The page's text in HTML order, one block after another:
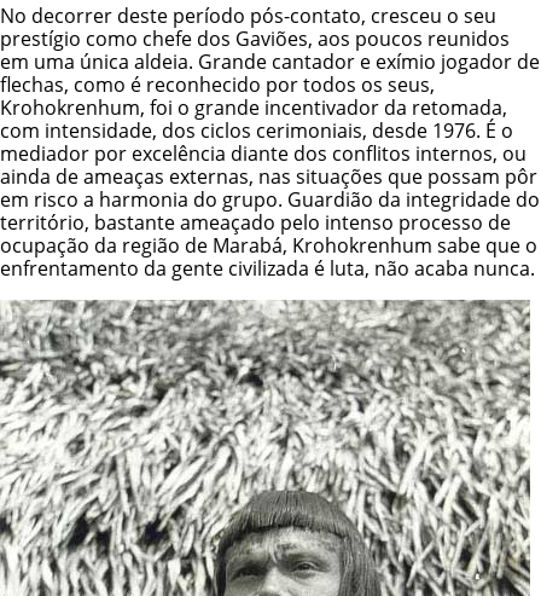
No decorrer deste período pós-contato, cresceu o seu
prestígio como chefe dos Gaviões, aos poucos reunidos
em uma única aldeia. Grande cantador e exímio jogador de
flechas, como é reconhecido por todos os seus,
Krohokrenhum, foi o grande incentivador da retomada,
com intensidade, dos ciclos cerimoniais, desde 1976. É o
mediador por excelência diante dos conflitos internos, ou
ainda de ameaças externas, nas situações que possam pôr
em risco a harmonia do grupo. Guardião da integridade do
território, bastante ameaçado pelo intenso processo de
ocupação da região de Marabá, Krohokrenhum sabe que o
enfrentamento da gente civilizada é luta, não acaba nunca.